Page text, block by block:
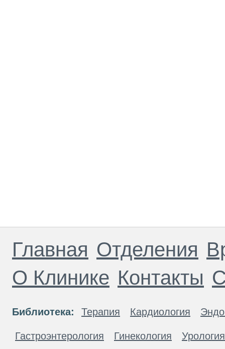
Главная Отделения
О Клинике Контакты
Библиотека: Терапия Кардиология
Гастроэнтерология Гинекология Урология